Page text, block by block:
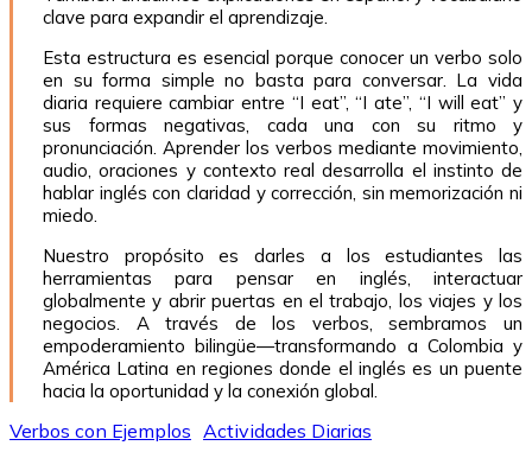
clave para expandir el aprendizaje.
Esta estructura es esencial porque conocer un verbo solo
en su forma simple no basta para conversar. La vida
diaria requiere cambiar entre “I eat”, “I ate”, “I will eat” y
sus formas negativas, cada una con su ritmo y
pronunciación. Aprender los verbos mediante movimiento,
audio, oraciones y contexto real desarrolla el instinto de
hablar inglés con claridad y corrección, sin memorización ni
miedo.
Nuestro propósito es darles a los estudiantes las
herramientas para pensar en inglés, interactuar
globalmente y abrir puertas en el trabajo, los viajes y los
negocios. A través de los verbos, sembramos un
empoderamiento bilingüe—transformando a Colombia y
América Latina en regiones donde el inglés es un puente
hacia la oportunidad y la conexión global.
Verbos con Ejemplos Actividades Diarias